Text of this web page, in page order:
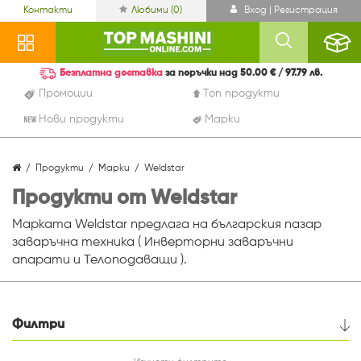
Контакти Любими (0) Вход | Регистрация
Промоции Топ продукти
Нови продукти Марки
Безплатна доставка за поръчки над 50.00 € / 97.79 лв.
Продукти Марки Weldstar
Продукти от Weldstar
Марката Weldstar предлага на българския пазар
заваръчна техника ( Инверторни заваръчни
апарати и Телоподаващи ).
Филтри